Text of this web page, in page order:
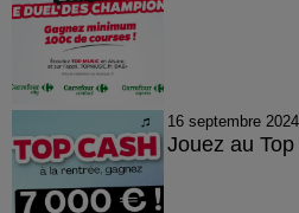
16 septembre 2024
Jouez au